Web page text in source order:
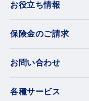
お役立ち情報
保険金のご請求
お問い合わせ
各種サービス